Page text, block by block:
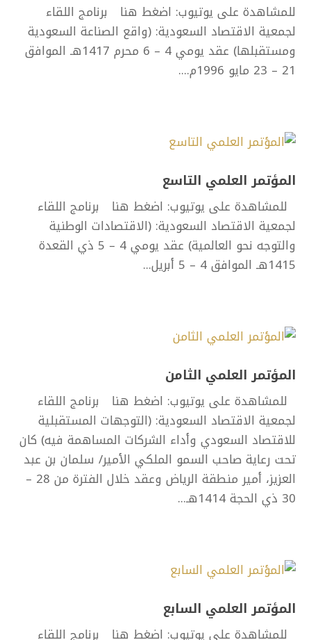
للمشاهدة على يوتيوب: اضغط هنا برنامج اللقاء
لجمعية الاقتصاد السعودية: (واقع الصناعة السعودية
ومستقبلها) عقد يومي 4 – 6 محرم 1417هـ الموافق
21 – 23 مايو 1996م....
المؤتمر العلمي التاسع
للمشاهدة على يوتيوب: اضغط هنا برنامج اللقاء
لجمعية الاقتصاد السعودية: (الاقتصادات الوطنية
والتوجه نحو العالمية) عقد يومي 4 – 5 ذي القعدة
1415هـ الموافق 4 – 5 أبريل...
المؤتمر العلمي الثامن
للمشاهدة على يوتيوب: اضغط هنا برنامج اللقاء
لجمعية الاقتصاد السعودية: (التوجهات المستقبلية
للاقتصاد السعودي وأداء الشركات المساهمة فيه) كان
تحت رعاية صاحب السمو الملكي الأمير/ سلمان بن عبد
العزيز، أمير منطقة الرياض وعقد خلال الفترة من 28 –
30 ذي الحجة 1414هـ...
المؤتمر العلمي السابع
للمشاهدة على يوتيوب: اضغط هنا برنامج اللقاء